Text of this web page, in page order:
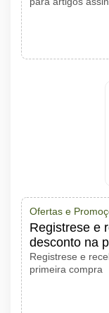
Ofertas e
Registrese e
desconto na
Registrese e
primeira compra